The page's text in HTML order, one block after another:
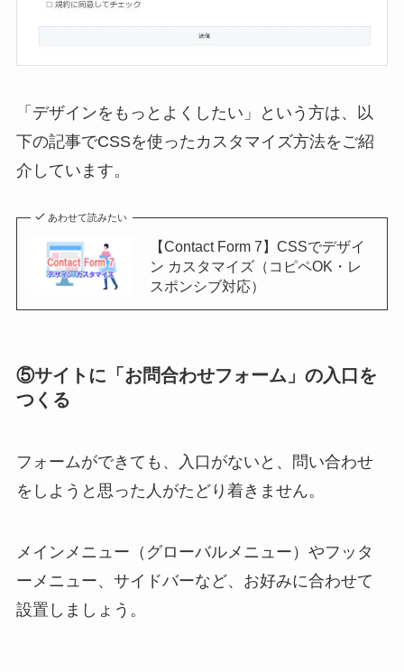
「デザインをもっとよくしたい」という方は、以
下の記事でCSSを使ったカスタマイズ方法をご紹
介しています。
あわせて読みたい
【Contact Form 7】CSSでデザイ
ン カスタマイズ（コピペOK・レ
スポンシブ対応）
⑤サイトに「お問合わせフォーム」の入口を
つくる
フォームができても、入口がないと、問い合わせ
をしようと思った人がたどり着きません。
メインメニュー（グローバルメニュー）やフッタ
ーメニュー、サイドバーなど、お好みに合わせて
設置しましょう。